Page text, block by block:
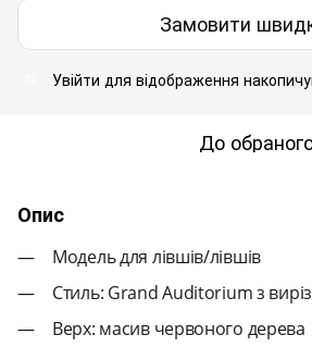
Замовити
Увійти для відображення
До
Опис
Модель для лівшів/лівшів
Стиль: Grand Auditorium з
Верх: масив червоного дерева